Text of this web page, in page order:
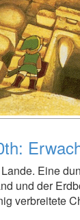
Eine
und der
verbreitete